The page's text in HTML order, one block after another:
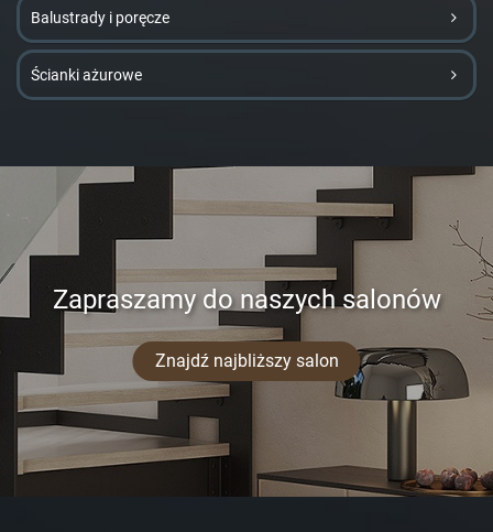
Balustrady i poręcze
Ścianki ażurowe
Zapraszamy do naszych salonów
Znajdź najbliższy salon